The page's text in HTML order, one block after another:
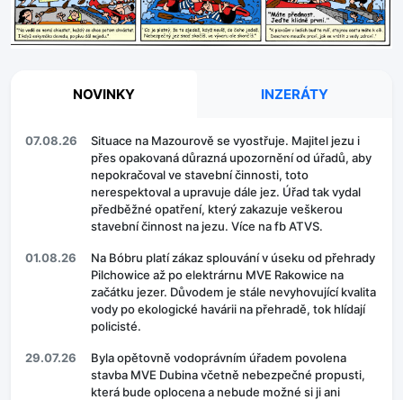
NOVINKY INZERÁTY
07.08.26
Situace na Mazourově se vyostřuje. Majitel jezu i
přes opakovaná důrazná upozornění od úřadů, aby
nepokračoval ve stavební činnosti, toto
nerespektoval a upravuje dále jez. Úřad tak vydal
předběžné opatření, který zakazuje veškerou
stavební činnost na jezu. Více na fb ATVS.
01.08.26
Na Bóbru platí zákaz splouvání v úseku od přehrady
Pilchowice až po elektrárnu MVE Rakowice na
začátku jezer. Důvodem je stále nevyhovující kvalita
vody po ekologické havárii na přehradě, tok hlídají
policisté.
29.07.26
Byla opětovně vodoprávním úřadem povolena
stavba MVE Dubina včetně nebezpečné propusti,
která bude oplocena a nebude možné si ji ani